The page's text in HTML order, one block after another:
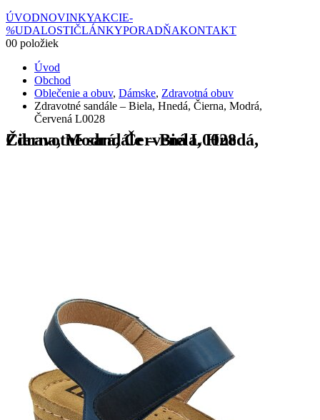
ÚVODNOVINKYAKCIE-
%UDALOSTIČLÁNKYPORADŇAKONTAKT
00 položiek
Úvod
Obchod
Oblečenie a obuv, Dámske, Zdravotná obuv
Zdravotné sandále – Biela, Hnedá, Čierna, Modrá,
Červená L0028
Zdravotné sandále – Biela, Hnedá, Čierna, Modrá, Červená L0028